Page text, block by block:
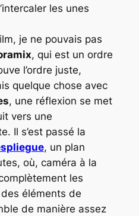
les unes
je ne pouvais pas
, qui est un ordre
l’ordre juste,
quelque chose avec
, une réflexion se met
vers une
Il s’est passé la
, un plan
où, caméra à la
les
des éléments de
de manière assez